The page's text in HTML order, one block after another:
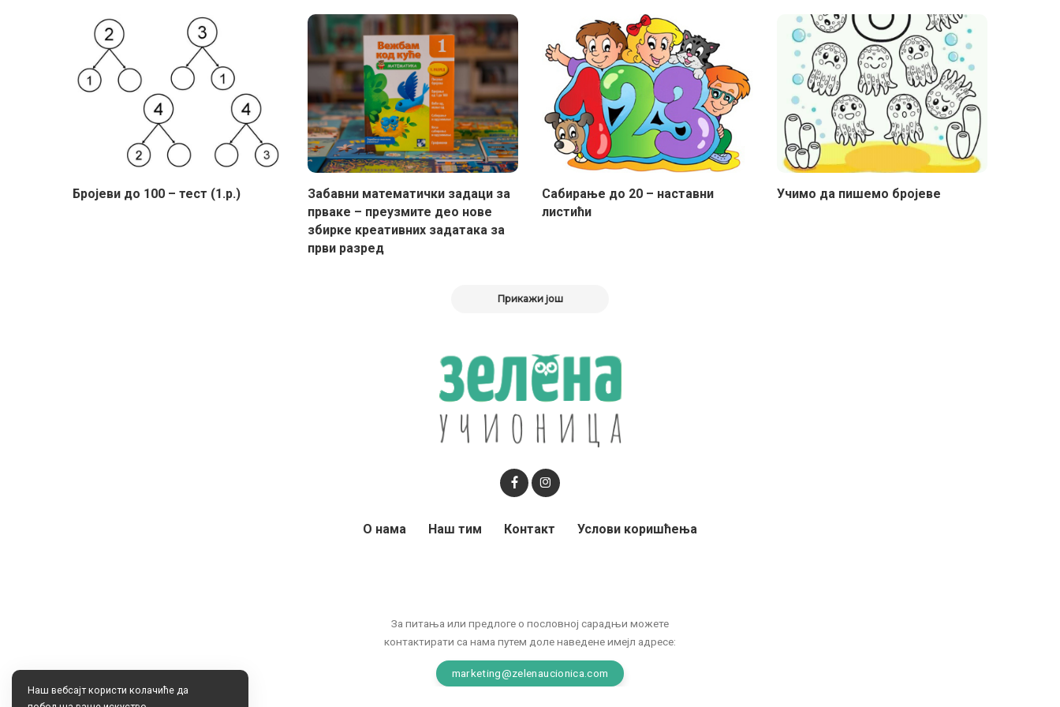
Бројеви до 100 – тест (1.р.)
Забавни математички задаци за
прваке – преузмите део нове
збирке креативних задатака за
први разред
Сабирање до 20 – наставни
листићи
Учимо да пишемо бројеве
Прикажи још
За питања или предлоге о пословној сарадњи можете
контактирати са нама путем доле наведене имејл адресе:
marketing@zelenaucionica.com
О нама Наш тим Контакт Услови коришћења
Наш вебсајт користи колачиће да